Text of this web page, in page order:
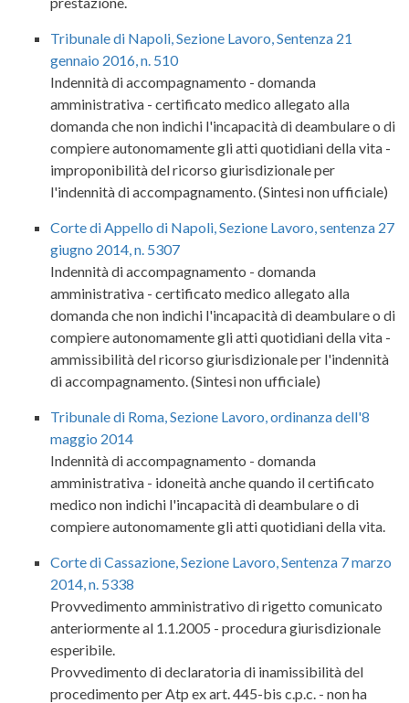
Tribunale di Napoli, Sezione Lavoro, Sentenza 21
gennaio 2016, n. 510
Indennità di accompagnamento - domanda
amministrativa - certificato medico allegato alla
domanda che non indichi l'incapacità di deambulare o di
compiere autonomamente gli atti quotidiani della vita -
improponibilità del ricorso giurisdizionale per
l'indennità di accompagnamento. (Sintesi non ufficiale)
Corte di Appello di Napoli, Sezione Lavoro, sentenza 27
giugno 2014, n. 5307
Indennità di accompagnamento - domanda
amministrativa - certificato medico allegato alla
domanda che non indichi l'incapacità di deambulare o di
compiere autonomamente gli atti quotidiani della vita -
ammissibilità del ricorso giurisdizionale per l'indennità
di accompagnamento. (Sintesi non ufficiale)
Tribunale di Roma, Sezione Lavoro, ordinanza dell'8
maggio 2014
Indennità di accompagnamento - domanda
amministrativa - idoneità anche quando il certificato
medico non indichi l'incapacità di deambulare o di
compiere autonomamente gli atti quotidiani della vita.
Corte di Cassazione, Sezione Lavoro, Sentenza 7 marzo
2014, n. 5338
Provvedimento amministrativo di rigetto comunicato
anteriormente al 1.1.2005 - procedura giurisdizionale
esperibile.
Provvedimento di declaratoria di inamissibilità del
procedimento per Atp ex art. 445-bis c.p.c. - non ha